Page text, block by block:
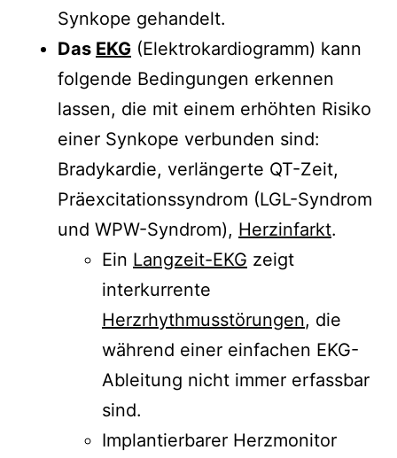
Synkope gehandelt.
Das EKG (Elektrokardiogramm) kann
folgende Bedingungen erkennen
lassen, die mit einem erhöhten Risiko
einer Synkope verbunden sind:
Bradykardie, verlängerte QT-Zeit,
Präexcitationssyndrom (LGL-Syndrom
und WPW-Syndrom), Herzinfarkt.
Ein Langzeit-EKG zeigt
interkurrente
Herzrhythmusstörungen, die
während einer einfachen EKG-
Ableitung nicht immer erfassbar
sind.
Implantierbarer Herzmonitor